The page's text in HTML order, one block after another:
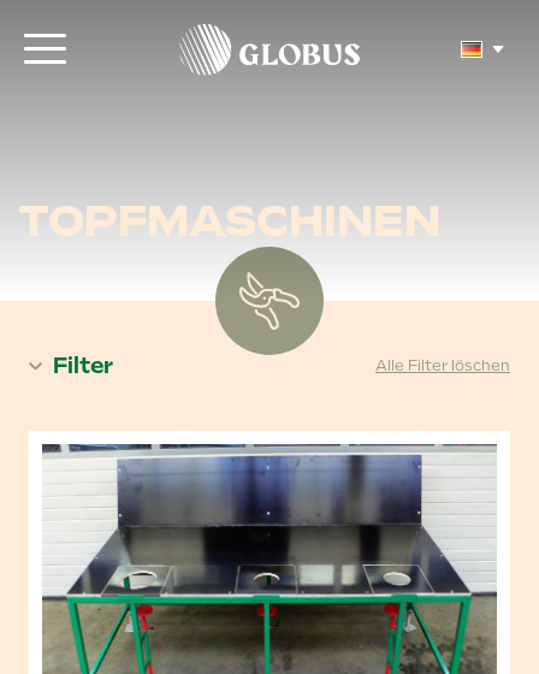
TOPFMASCHINEN
Filter Alle Filter löschen